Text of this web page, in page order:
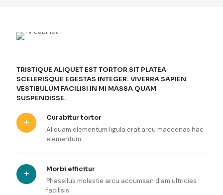
TRISTIQUE ALIQUET EST TORTOR SIT PLATEA
SCELERISQUE EGESTAS INTEGER. VIVERRA SAPIEN
VESTIBULUM FACILISI IN MI MASSA QUAM
SUSPENDISSE.
Curabitur tortor
Aliquam elementum ligula erat arcu maecenas hac
elementum.
Morbi efficitur
Phasellus molestie arcu accumsan diam ultricies
facilisis.